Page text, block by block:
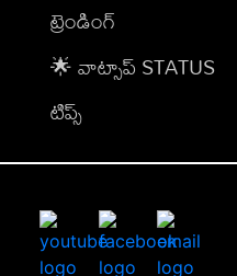
ట్రెండింగ్
🌟 వాట్సాప్ STATUS
టిప్స్